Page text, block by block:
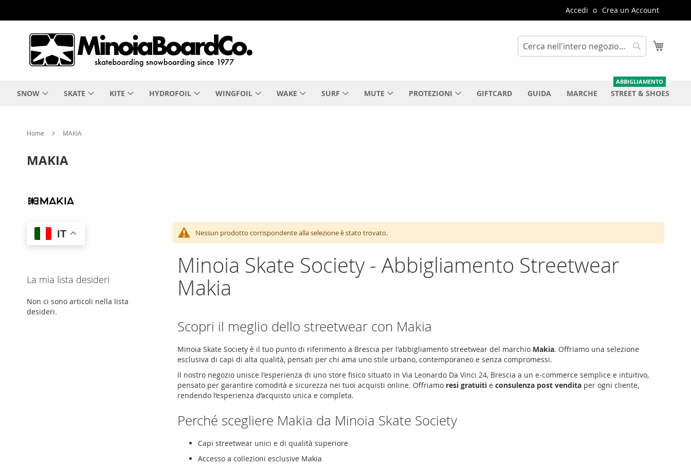
Accedi Crea un Account
Cerca
SNOW SKATE KITE HYDROFOIL WINGFOIL WAKE SURF MUTE PROTEZIONI GIFTCARD GUIDA MARCHE STREET & SHOES
Home MAKIA
MAKIA
Nessun prodotto corrispondente alla selezione è stato trovato.
Minoia Skate Society - Abbigliamento Streetwear
Makia
Scopri il meglio dello streetwear con Makia
Minoia Skate Society è il tuo punto di riferimento a Brescia per l'abbigliamento streetwear del marchio Makia. Offriamo una selezione
esclusiva di capi di alta qualità, pensati per chi ama uno stile urbano, contemporaneo e senza compromessi.
Il nostro negozio unisce l'esperienza di uno store fisico situato inVia Leonardo Da Vinci 24, Brescia a un e-commerce semplice e intuitivo,
pensato per garantire comodità e sicurezza nei tuoi acquisti online. Offriamo resi gratuiti econsulenza post vendita per ogni cliente,
rendendo l’esperienza d’acquisto unica e completa.
Perché scegliere Makia da Minoia Skate Society
Capi streetwear unici e di qualità superiore
Accesso a collezioni esclusive Makia
IT
La mia lista desideri
Non ci sono articoli nella lista
desideri.